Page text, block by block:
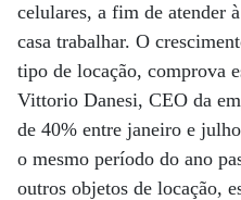
celulares, a fim de atender
casa trabalhar. O
tipo de locação, comprova
Vittorio Danesi, CEO da
de 40% entre janeiro e
o mesmo período do ano
outros objetos de locação,